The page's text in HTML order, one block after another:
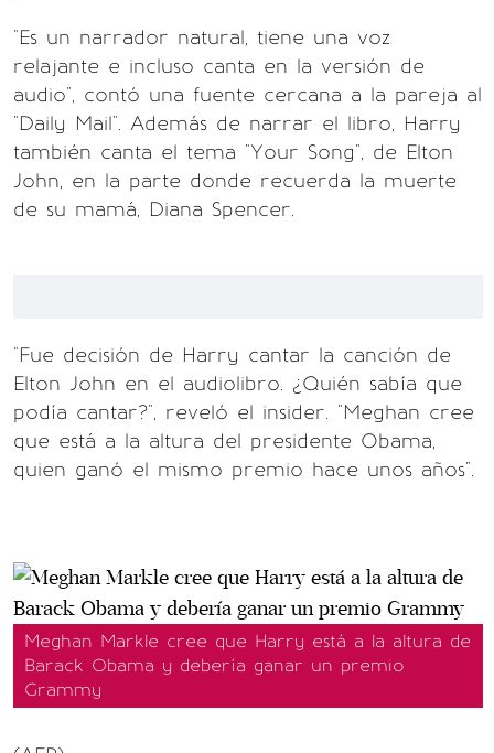
"Es un narrador natural, tiene una voz
relajante e incluso canta en la versión de
audio", contó una fuente cercana a la pareja al
"Daily Mail". Además de narrar el libro, Harry
también canta el tema "Your Song", de Elton
John, en la parte donde recuerda la muerte
de su mamá, Diana Spencer.
"Fue decisión de Harry cantar la canción de
Elton John en el audiolibro. ¿Quién sabía que
podía cantar?", reveló el insider. "Meghan cree
que está a la altura del presidente Obama,
quien ganó el mismo premio hace unos años".
Meghan Markle cree que Harry está a la altura de
Barack Obama y debería ganar un premio
Grammy